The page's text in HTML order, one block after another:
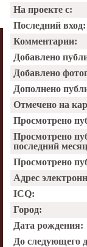
На проекте с:
Последний вход:
Комментарии:
Добавлено
Добавлено
Дополнено
Отмечено на
Просмотрено
Просмотрено
последний
Просмотрено
Адрес
ICQ:
Город:
Дата рождения:
До следующего